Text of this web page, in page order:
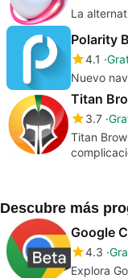
La
Polarity
4.1
Nuevo
Titan
3.7
Titan
Descubre más
Google
4.3
Explora